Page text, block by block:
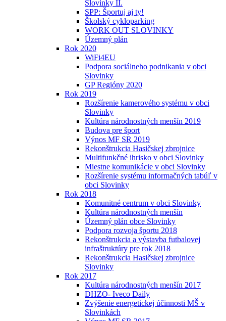
Slovinky II.
SPP: Športuj aj ty!
Školský cykloparking
WORK OUT SLOVINKY
Územný plán
Rok 2020
WiFi4EU
Podpora sociálneho podnikania v obci
Slovinky
GP Regióny 2020
Rok 2019
Rozšírenie kamerového systému v obci
Slovinky
Kultúra národnostných menšín 2019
Budova pre šport
Výnos MF SR 2019
Rekonštrukcia Hasičskej zbrojnice
Multifunkčné ihrisko v obci Slovinky
Miestne komunikácie v obci Slovinky
Rozšírenie systému informačných tabúľ v
obci Slovinky
Rok 2018
Komunitné centrum v obci Slovinky
Kultúra národnostných menšín
Územný plán obce Slovinky
Podpora rozvoja športu 2018
Rekonštrukcia a výstavba futbalovej
infraštruktúry pre rok 2018
Rekonštrukcia Hasičskej zbrojnice
Slovinky
Rok 2017
Kultúra národnostných menšín 2017
DHZO- Iveco Daily
Zvýšenie energetickej účinnosti MŠ v
Slovinkách